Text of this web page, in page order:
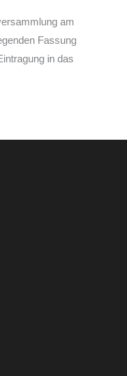
am
Fassung
in das